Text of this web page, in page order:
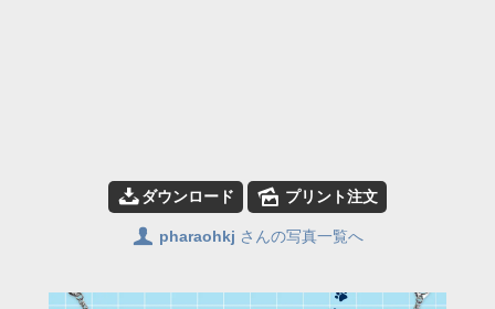
📥ダウンロード 🌄 プリント注文
👤 pharaohkj さんの写真一覧へ